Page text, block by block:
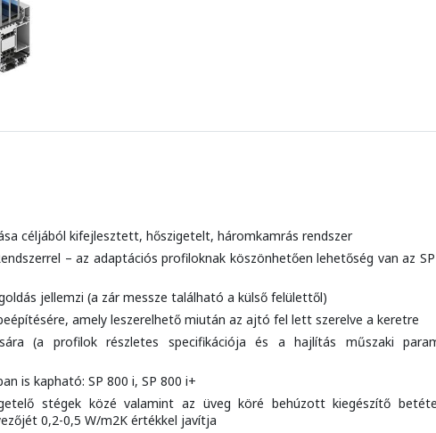
céljából kifejlesztett, hőszigetelt, háromkamrás rendszer
– az adaptációs profiloknak köszönhetően lehetőség van az
jellemzi (a zár messze található a külső felülettől)
amely leszerelhető miután az ajtó fel lett szerelve a keretre
(a profilok részletes specifikációja és a hajlítás műszaki
is kapható: SP 800 i, SP 800 i+
stégek közé valamint az üveg köré behúzott kiegészítő
0,2-0,5 W/m2K értékkel javítja